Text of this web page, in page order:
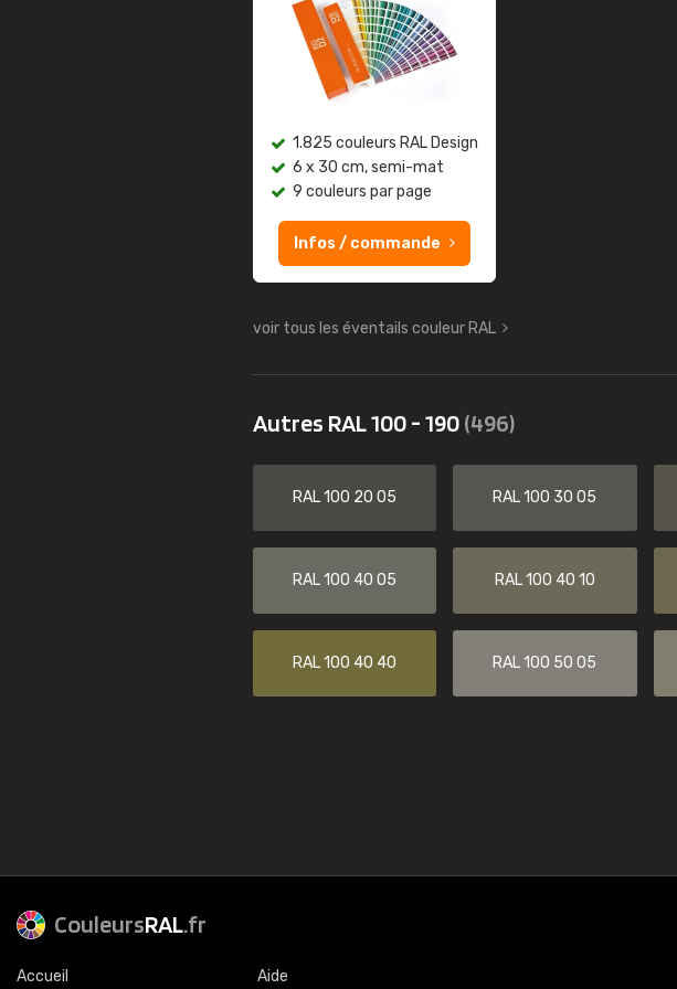
1.825 couleurs RAL Design
6 x 30 cm, semi-mat
9 couleurs par page
Infos / commande
voir tous les éventails couleur RAL
Autres RAL 100 - 190(496)
RAL 100 20 05 RAL 100 30 05
RAL 100 40 05 RAL 100 40 10
RAL 100 40 40 RAL 100 50 05
CouleursRAL.fr
Accueil Aide